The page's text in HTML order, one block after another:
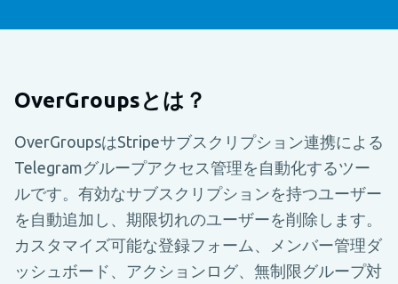
OverGroupsとは？
OverGroupsはStripeサブスクリプション連携による
Telegramグループアクセス管理を自動化するツー
ルです。有効なサブスクリプションを持つユーザー
を自動追加し、期限切れのユーザーを削除します。
カスタマイズ可能な登録フォーム、メンバー管理ダ
ッシュボード、アクションログ、無制限グループ対